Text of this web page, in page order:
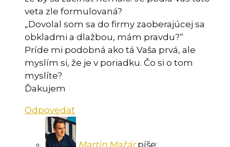
veta zle formulovaná?
„Dovolal som sa do firmy zaoberajúcej sa
obkladmi a dlažbou, mám pravdu?“
Príde mi podobná ako tá Vaša prvá, ale
myslím si, že je v poriadku. Čo si o tom
myslíte?
Ďakujem
Odpovedať
Martin Mažár píše: